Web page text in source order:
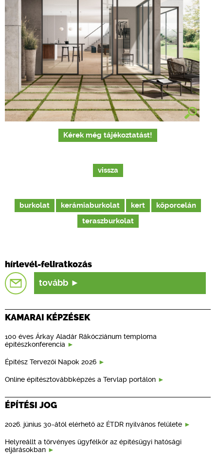
Kérek még tájékoztatást!
vissza
burkolat kerámiaburkolat kert
kőporcelán
teraszburkolat
hírlevél-feliratkozás
tovább
KAMARAI KÉPZÉSEK
100 éves Árkay Aladár Rákócziánum temploma
építészkonferencia
Építész Tervezői Napok 2026
Online építésztovábbképzés a Tervlap portálon
ÉPÍTÉSI JOG
2026. június 30-ától elérhető az ÉTDR nyilvános felülete
Helyreállt a törvényes ügyfélkör az építésügyi hatósági
eljárásokban